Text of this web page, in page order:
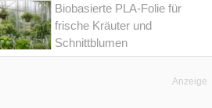
Biobasierte PLA-Folie für
frische Kräuter und
Schnittblumen
Anzeige